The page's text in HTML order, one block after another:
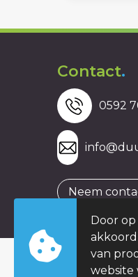
Contact.
0592
Neem
© Copyright
Door
van
website